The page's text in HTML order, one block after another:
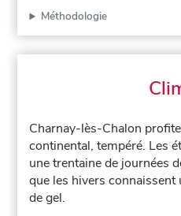
Méthodologie
Charnay-lès-Chalon
continental, tempéré. Les
une trentaine de journées
que les hivers
de gel.